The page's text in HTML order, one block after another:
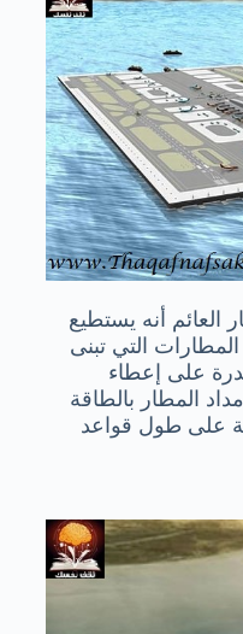
العائم أنه يستطيع
التي تبنى
على إعطاء
المطار بالطاقة
على طول قواعد